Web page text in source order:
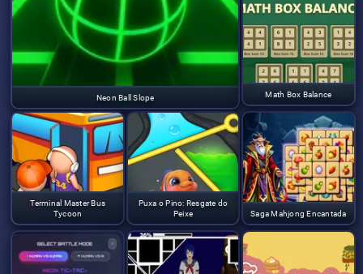
Neon Ball Slope Math Box Balance
Terminal Master Bus
Tycoon
Puxa o Pino: Resgate do
Peixe
Saga Mahjong Encantada